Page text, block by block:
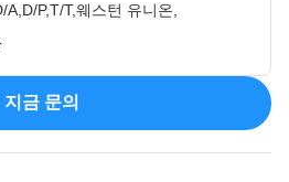
A,D/P,T/T,웨스턴 유니온,
지금 문의